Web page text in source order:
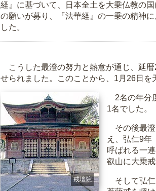
経』に基づいて、日本全土を大乗仏教の
の願いが募り、『法華経』の一乗の精神
した。
こうした最澄の努力と熱意が通じ、延
せられました。このことから、1月26日を
戒壇院
2名の年分
1名でした。
その後最澄
え、弘仁9年
呼ばれる一
叡山に大乗
そして弘仁